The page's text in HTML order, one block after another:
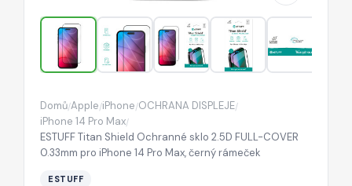
FULL-
COVER
0.33mm
pro
Pro
Max,
Domů/Apple/iPhone/OCHRANA DISPLEJE/
iPhone 14 Pro Max/
ESTUFF Titan Shield Ochranné sklo 2.5D FULL-COVER
0.33mm pro iPhone 14 Pro Max, černý rámeček
ESTUFF